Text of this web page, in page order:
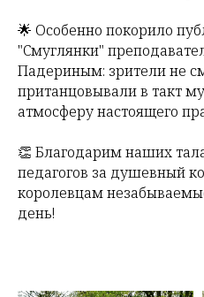
🌟 Особенно покорило
"Смуглянки"
Падериным: зрители не
пританцовывали в такт
атмосферу настоящего
👏 Благодарим наших
педагогов за душевный
королевцам
день!